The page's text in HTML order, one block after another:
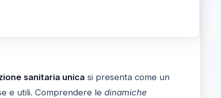
sanitaria unica si presenta come un
e utili. Comprendere le dinamiche